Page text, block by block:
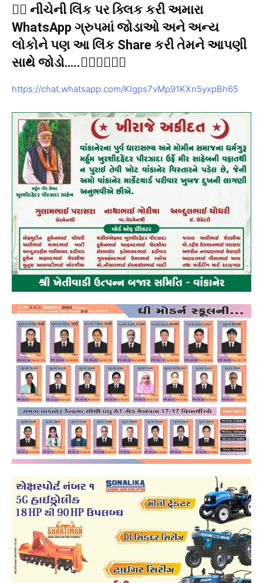
👉🏻 નીચેની લિંક પર ક્લિક કરી અમારા
WhatsApp ગ્રુપમાં જોડાઓ અને અન્ય
લોકોને પણ આ લિંક Share કરી તેમને આપણી
સાથે જોડો…..👇🏻👇🏻👇🏻
https://chat.whatsapp.com/KIgps7vMp91KXn5yxpBh65